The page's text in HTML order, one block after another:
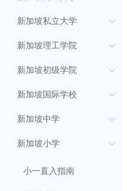
新加坡私立大学
新加坡理工学院
新加坡初级学院
新加坡国际学校
新加坡中学
新加坡小学
小一直入指南